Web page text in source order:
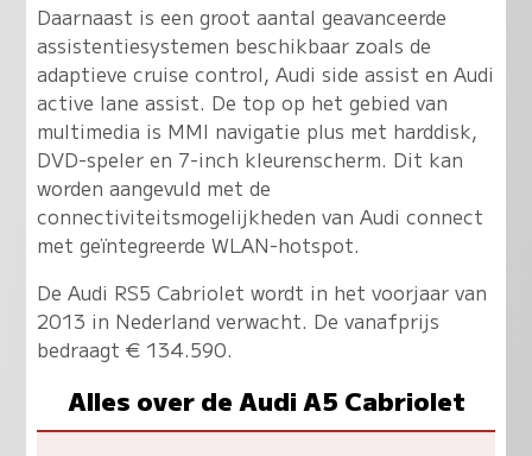
Daarnaast is een groot aantal geavanceerde
assistentiesystemen beschikbaar zoals de
adaptieve cruise control, Audi side assist en Audi
active lane assist. De top op het gebied van
multimedia is MMI navigatie plus met harddisk,
DVD-speler en 7-inch kleurenscherm. Dit kan
worden aangevuld met de
connectiviteitsmogelijkheden van Audi connect
met geïntegreerde WLAN-hotspot.
De Audi RS5 Cabriolet wordt in het voorjaar van
2013 in Nederland verwacht. De vanafprijs
bedraagt € 134.590.
Alles over de Audi A5 Cabriolet